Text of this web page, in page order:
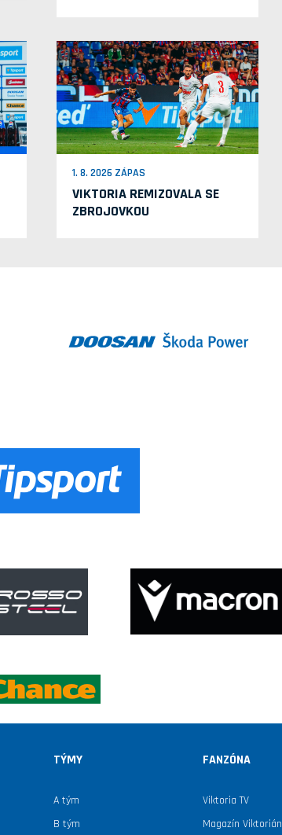
1. 8. 2026 ZÁPAS
VIKTORIA REMIZOVALA SE
ZBROJOVKOU
TÝMY
A tým
B tým
FANZÓNA
Viktoria TV
Magazín Viktorián